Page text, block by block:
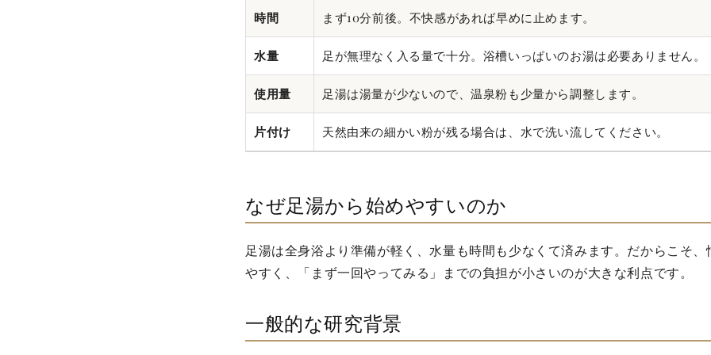
時間 まず10分前後。不快感があれば早めに止めます。
水量 足が無理なく入る量で十分。浴槽いっぱいのお湯は必要ありません。
使用量 足湯は湯量が少ないので、温泉粉も少量から調整します。
片付け 天然由来の細かい粉が残る場合は、水で洗い流してください。
なぜ足湯から始めやすいのか
足湯は全身浴より準備が軽く、水量も時間も少なくて済みます。だからこそ、
やすく、「まず一回やってみる」までの負担が小さいのが大きな利点です。
一般的な研究背景